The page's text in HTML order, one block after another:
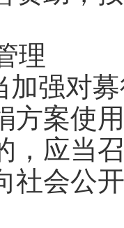
理
加强对
方案使
，应当
社会公